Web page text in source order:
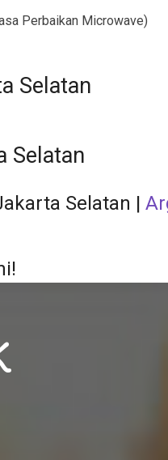
Perbaikan Microwave)
Selatan
Selatan |